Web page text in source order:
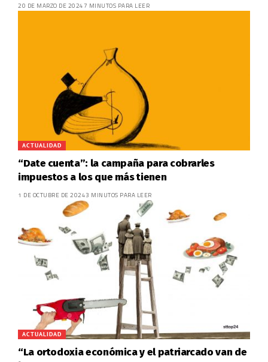
20 DE MARZO DE 20247 MINUTOS PARA LEER
ACTUALIDAD
“Date cuenta”: la campaña para cobrarles
impuestos a los que más tienen
1 DE OCTUBRE DE 20243 MINUTOS PARA LEER
ACTUALIDAD
“La ortodoxia económica y el patriarcado van de